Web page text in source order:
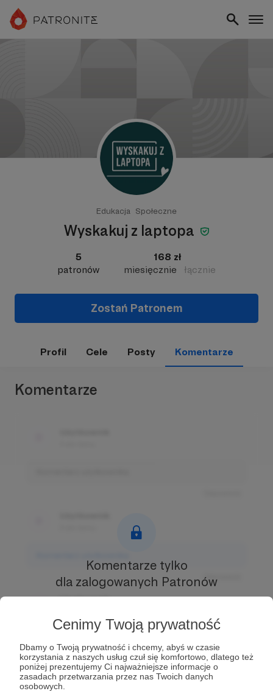
Cenimy Twoją prywatność
Dbamy o Twoją prywatność i chcemy, abyś w czasie
korzystania z naszych usług czuł się komfortowo, dlatego też
poniżej prezentujemy Ci najważniejsze informacje o
zasadach przetwarzania przez nas Twoich danych
osobowych.
Edukacja Społeczne
Wyskakuj z laptopa
5
patronów
168 zł
miesięcznie
łącznie
Zostań Patronem
Profil Cele Posty Komentarze
Komentarze
Odpowiedz
Użytkownik
Odpowiedz
Użytkownik
Komentarze tylko
dla zalogowanych Patronów
dostęp!
Zostań Patronem